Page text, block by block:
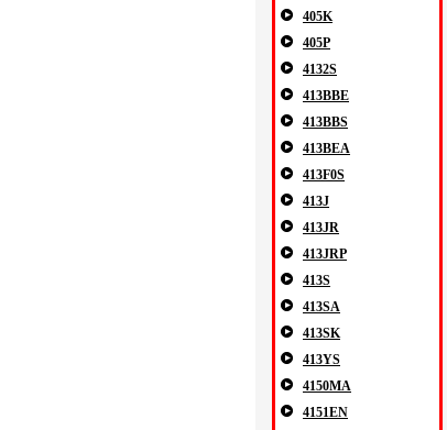
405K
405P
4132S
413BBE
413BBS
413BEA
413F0S
413J
413JR
413JRP
413S
413SA
413SK
413YS
4150MA
4151EN